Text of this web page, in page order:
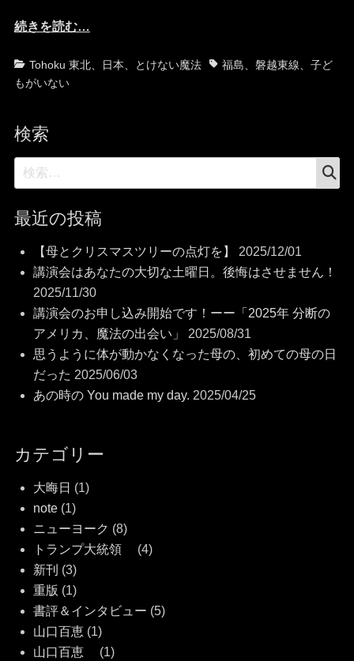
続きを読む…
カ
テ
ー
Tohoku 東北、 日本 とけない魔法
タ 福島 磐越東線
子ど
もがいない
検索
検
索:
最近の投稿
【母とクリスマスツリーの点灯を】
2025/12/01
講演会はあなたの大切な土曜日。後悔はさせません！
2025/11/30
講演会のお申し込み開始です！ーー「2025年 分断の
アメリカ、魔法の出会い」
2025/08/31
思うように体が動かなくなった母の、初めての母の日
だった 2025/06/03
あの時の You made my day. 2025/04/25
カテゴリー
大晦日 (1)
note(1)
ニューヨーク (8)
トランプ大統領
(4)
新刊 (3)
重版 (1)
書評＆インタビュー (5)
山口百恵(1)
山口百恵
(1)